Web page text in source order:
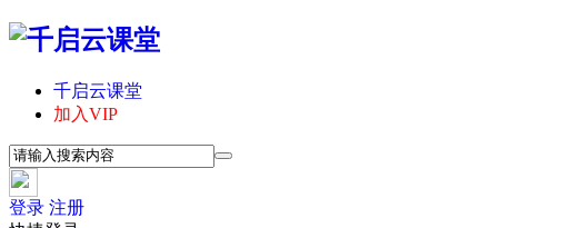
千启云课堂
加入VIP
登录 注册